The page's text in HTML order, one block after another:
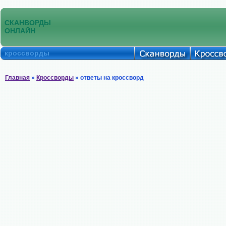
СКАНВОРДЫ
ОНЛАЙН
кроссворды
Главная » Кроссворды » ответы на кроссворд